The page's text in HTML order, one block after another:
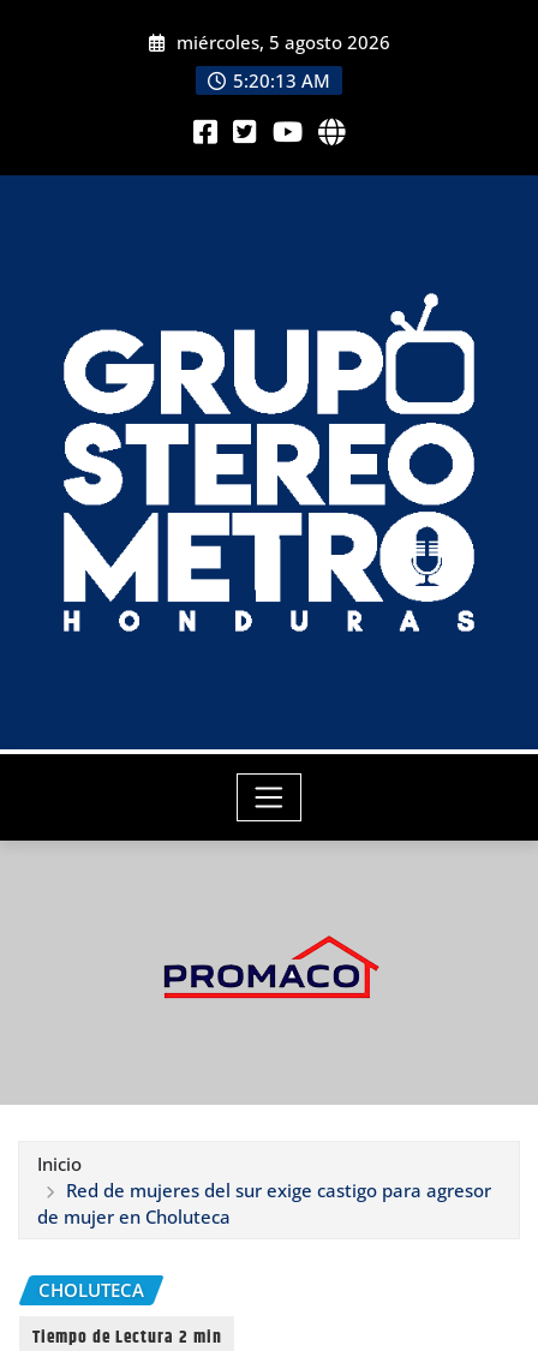
miércoles, 5 agosto 2026
5:20:15 AM
Inicio
Red de mujeres del sur exige castigo para agresor
de mujer en Choluteca
CHOLUTECA